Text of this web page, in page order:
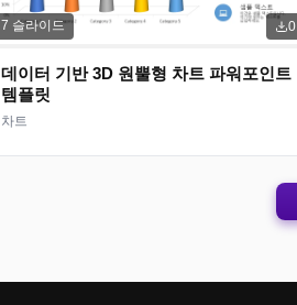
7 슬라이드 0
데이터 기반 3D 원뿔형 차트 파워포인트
템플릿
차트